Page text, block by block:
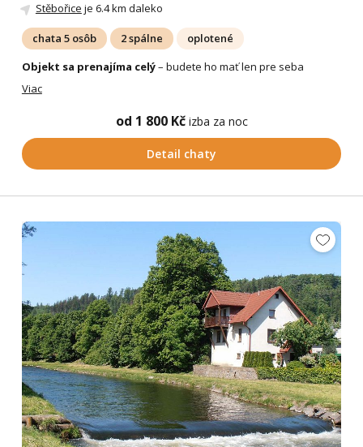
Stěbořice je 6.4 km daleko
chata 5 osôb 2 spálne
oplotené
Objekt sa prenajíma celý– budete ho mať len pre seba
Viac
od 1 800 Kč izba za noc
Detail chaty